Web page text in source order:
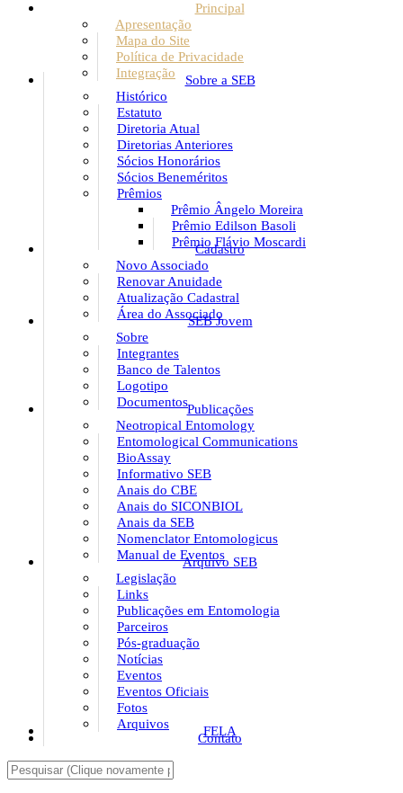
Principal
Apresentação
Mapa do Site
Política de Privacidade
Integração
Sobre a SEB
Histórico
Estatuto
Diretoria Atual
Diretorias Anteriores
Sócios Honorários
Sócios Beneméritos
Prêmios
Prêmio Ângelo Moreira
Prêmio Edilson Basoli
Prêmio Flávio Moscardi
Cadastro
Novo Associado
Renovar Anuidade
Atualização Cadastral
Área do Associado
SEB Jovem
Sobre
Integrantes
Banco de Talentos
Logotipo
DocumentosPublicações
Neotropical Entomology
Entomological Communications
BioAssay
Informativo SEB
Anais do CBE
Anais do SICONBIOL
Anais da SEB
Nomenclator Entomologicus
Manual de Eventos
Arquivo SEB
Legislação
Links
Publicações em Entomologia
Parceiros
Pós-graduação
Notícias
Eventos
Eventos Oficiais
Fotos
Arquivos
FELA
Contato